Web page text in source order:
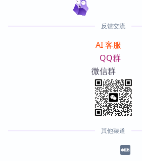
反馈交流
AI 客服
QQ群
微信群
其他渠道